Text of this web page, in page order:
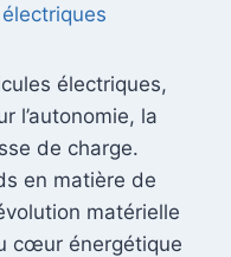
électriques,
l’autonomie, la
de charge.
en matière de
matérielle
cœur énergétique